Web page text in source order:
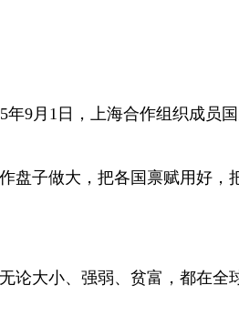
月1日，上海合作组织成员国
子做大，把各国禀赋用好，
大小、强弱、贫富，都在全球